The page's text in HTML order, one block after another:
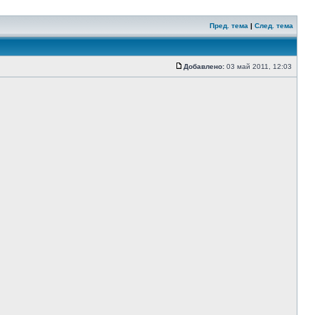
Пред. тема | След. тема
Добавлено: 03 май 2011, 12:03